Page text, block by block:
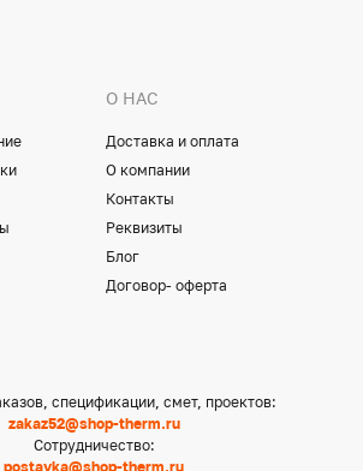
О НАС
Доставка и оплата
О компании
Контакты
Реквизиты
Блог
Договор- оферта
спецификации, смет, проектов:
zakaz52@shop-therm.ru
Сотрудничество:
postavka@shop-therm.ru